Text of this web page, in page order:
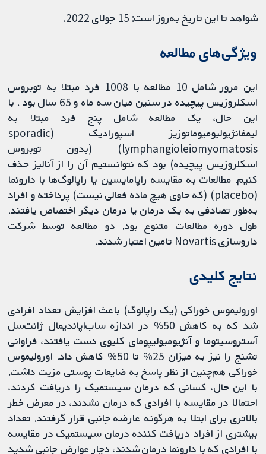
شواهد تا این تاریخ به‌روز است: 15 جولای 2022.
ویژگی‌های مطالعه
این مرور شامل 10 مطالعه با 1008 فرد مبتلا به توبروس
اسکلروزیس پیچیده در سنین میان سه ماه و 65 سال بود . با
این حال، یک مطالعه شامل پنج فرد مبتلا به
لیمفانژیولیومیوماتوزیز اسپورادیک (sporadic
lymphangioleiomyomatosis) (بدون توبروس
اسکلروزیس پیچیده) بود که نتوانستیم آن را از آنالیز حذف
کنیم. مطالعات به مقایسه راپامایسین یا راپالوگ‌ها با دارونما
(placebo) (که حاوی هیچ ماده فعالی نیست) پرداخته و افراد
به‌طور تصادفی به یک درمان یا درمان دیگر اختصاص یافتند.
طول دوره مطالعات متنوع بود. دو مطالعه توسط شرکت
داروسازی Novartis تامین اعتبار شدند.
‌نتایج کلیدی
اورولیموس خوراکی (یک راپالوگ) باعث افزایش تعداد افرادی
شد که به کاهش 50% در اندازه ساب‌اپاندیمال ژانت‌سل
آستروسیتوما و آنژیومیولیپومای کلیوی دست یافتند، فراوانی
تشنج را نیز به میزان 25% تا 50% کاهش داد. اورولیموس
خوراکی هم‌چنین از نظر پاسخ به ضایعات پوستی مزیت داشت.
با این حال، کسانی که درمان سیستمیک را دریافت کردند،
احتمالا در مقایسه با افرادی که درمان نشدند، در معرض خطر
بالاتری برای ابتلا به هرگونه عارضه جانبی قرار گرفتند. تعداد
بیشتری از افراد دریافت کننده درمان سیستمیک در مقایسه
با افرادی که با دارونما درمان شدند، دچار عوارض جانبی شدید